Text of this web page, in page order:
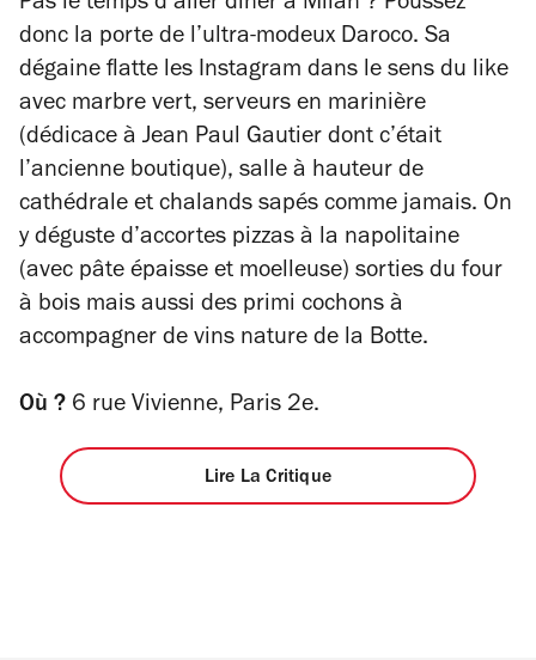
5
étoiles
Pas le temps d’aller dîner à Milan ? Poussez
donc la porte de l’ultra-modeux Daroco. Sa
dégaine flatte les Instagram dans le sens du like
avec marbre vert, serveurs en marinière
(dédicace à Jean Paul Gautier dont c’était
l’ancienne boutique), salle à hauteur de
cathédrale et chalands sapés comme jamais. On
y déguste d’accortes pizzas à la napolitaine
(avec pâte épaisse et moelleuse) sorties du four
à bois mais aussi des primi cochons à
accompagner de vins nature de la Botte.
Où ? 6 rue Vivienne, Paris 2e.
Lire La Critique